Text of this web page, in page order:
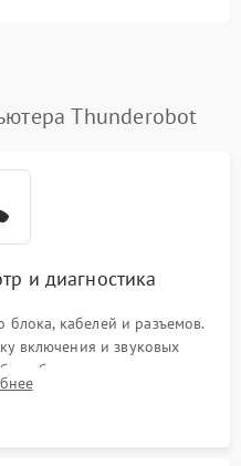
Thunderobot
и диагностика
блока, кабелей и разъемов.
включения и звуковых
блока питания для
без полного разбора.